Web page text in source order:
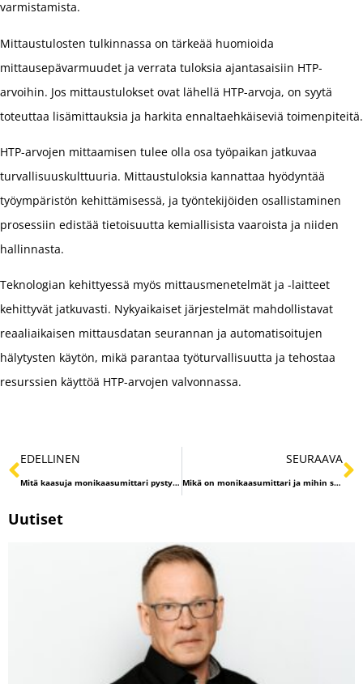
varmistamista.
Mittaustulosten tulkinnassa on tärkeää huomioida
mittausepävarmuudet ja verrata tuloksia ajantasaisiin HTP-
arvoihin. Jos mittaustulokset ovat lähellä HTP-arvoja, on syytä
toteuttaa lisämittauksia ja harkita ennaltaehkäiseviä toimenpiteitä.
HTP-arvojen mittaamisen tulee olla osa työpaikan jatkuvaa
turvallisuuskulttuuria. Mittaustuloksia kannattaa hyödyntää
työympäristön kehittämisessä, ja työntekijöiden osallistaminen
prosessiin edistää tietoisuutta kemiallisista vaaroista ja niiden
hallinnasta.
Teknologian kehittyessä myös mittausmenetelmät ja -laitteet
kehittyvät jatkuvasti. Nykyaikaiset järjestelmät mahdollistavat
reaaliaikaisen mittausdatan seurannan ja automatisoitujen
hälytysten käytön, mikä parantaa työturvallisuutta ja tehostaa
resurssien käyttöä HTP-arvojen valvonnassa.
EDELLINEN
Mitä kaasuja monikaasumittari pystyy havaitsemaan?
SEURAAVA
Mikä on monikaasumittari ja mihin sitä käytetään?
Uutiset